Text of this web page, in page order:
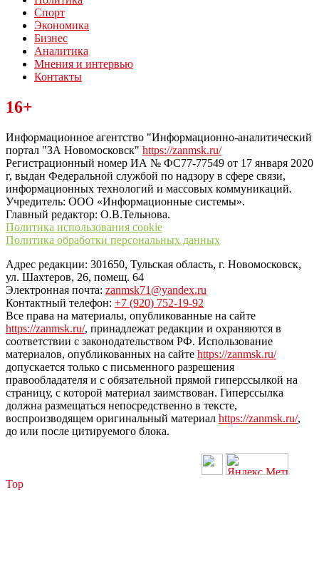
Спорт
Экономика
Бизнес
Аналитика
Мнения и интервью
Контакты
Читайте последние новости дня в Тульской области на сайте
“ЗаНовомосковск”
16+
Информационное агентство "Информационно-аналитический
портал "ЗА Новомосковск" https://zanmsk.ru/
Регистрационный номер ИА № ФС77-77549 от 17 января 2020
г, выдан Федеральной службой по надзору в сфере связи,
информационных технологий и массовых коммуникаций.
Учредитель: ООО «Информационные системы».
Главный редактор: О.В.Тельнова.
Политика использования cookie
Политика обработки персональных данных
Адрес редакции: 301650, Тульская область, г. Новомосковск,
ул. Шахтеров, 26, помещ. 64
Электронная почта: zanmsk71@yandex.ru
Контактный телефон: +7 (920) 752-19-92
Все права на материалы, опубликованные на сайте
https://zanmsk.ru/, принадлежат редакции и охраняются в
соответствии с законодательством РФ. Использование
материалов, опубликованных на сайте https://zanmsk.ru/
допускается только с письменного разрешения
правообладателя и с обязательной прямой гиперссылкой на
страницу, с которой материал заимствован. Гиперссылка
должна размещаться непосредственно в тексте,
воспроизводящем оригинальный материал https://zanmsk.ru/,
до или после цитируемого блока.
Top